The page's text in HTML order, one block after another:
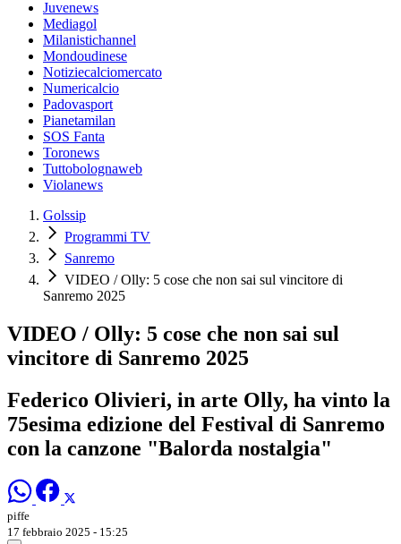
Juvenews
Mediagol
Milanistichannel
Mondoudinese
Notiziecalciomercato
Numericalcio
Padovasport
Pianetamilan
SOS Fanta
Toronews
Tuttobolognaweb
Violanews
Golssip
Programmi TV
Sanremo
VIDEO / Olly: 5 cose che non sai sul vincitore di
Sanremo 2025
VIDEO / Olly: 5 cose che non sai sul
vincitore di Sanremo 2025
Federico Olivieri, in arte Olly, ha vinto la
75esima edizione del Festival di Sanremo
con la canzone "Balorda nostalgia"
piffe
17 febbraio 2025 - 15:25